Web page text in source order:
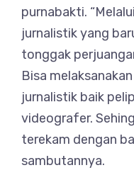
purnabakti.
jurnalistik yang
tonggak
Bisa
jurnalistik baik
videografer.
terekam dengan
sambutannya.